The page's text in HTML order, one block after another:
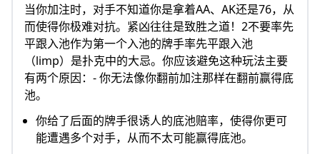
当你加注时，对手不知道你是拿着AA、AK还是76，从
而使得你极难对抗。紧凶往往是致胜之道！2不要率先
平跟入池作为第一个入池的牌手率先平跟入池
（limp）是扑克中的大忌。你应该避免这种玩法主要
有两个原因：- 你无法像你翻前加注那样在翻前赢得底
池。
你给了后面的牌手很诱人的底池赔率，使得你更可
能遭遇多个对手，从而不太可能赢得底池。